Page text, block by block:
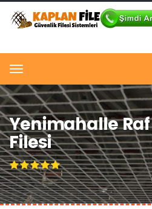
Menu
Yenimahalle
Filesi